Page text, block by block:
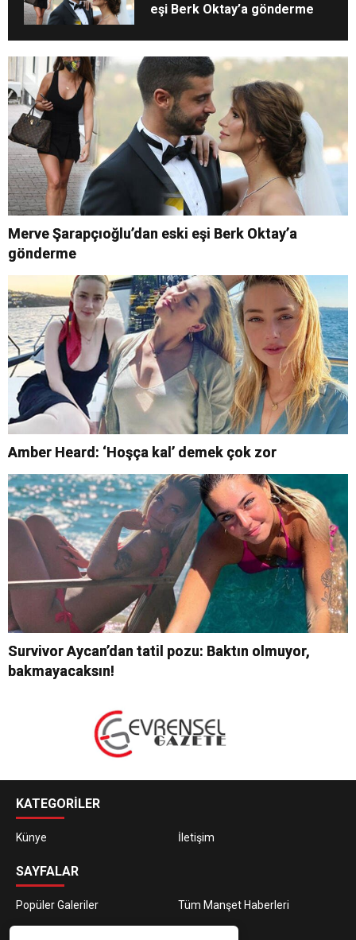
eşi Berk Oktay’a gönderme
Merve Şarapçıoğlu’dan eski eşi Berk Oktay’a
gönderme
Amber Heard: ‘Hoşça kal’ demek çok zor
Survivor Aycan’dan tatil pozu: Baktın olmuyor,
bakmayacaksın!
KATEGORİLER
Künye İletişim
SAYFALAR
Popüler Galeriler Tüm Manşet Haberleri